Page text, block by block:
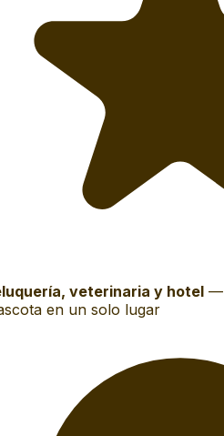
veterinaria y hotel—
en un solo lugar